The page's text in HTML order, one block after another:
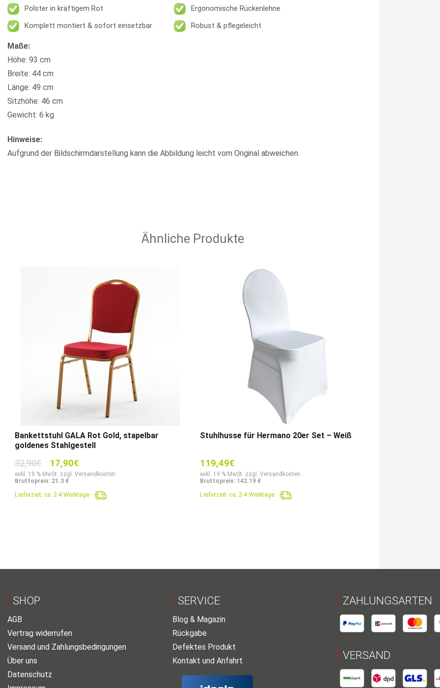
Polster in kräftigem Rot
Ergonomische Rückenlehne
Komplett montiert & sofort einsetzbar
Robust & pflegeleicht
Maße:
Höhe: 93 cm
Breite: 44 cm
Länge: 49 cm
Sitzhöhe: 46 cm
Gewicht: 6 kg
Hinweise:
Aufgrund der Bildschirmdarstellung kann die Abbildung leicht vom Original abweichen.
Ähnliche Produkte
Bankettstuhl GALA Rot Gold, stapelbar
goldenes Stahlgestell
32,90€
Ursprünglicher
Preis
war:
32,90€
17,90€
Preis
17,90€.
exkl. 19 % MwSt. zzgl. Versandkosten
Bruttopreis: 21.3 €
Lieferzeit: ca. 2-4 Werktage
Stuhlhusse für Hermano 20er Set – Weiß
119,49€
exkl. 19 % MwSt. zzgl. Versandkosten
Bruttopreis: 142.19 €
Lieferzeit: ca. 2-4 Werktage
SHOP
AGB
Vertrag widerrufen
Versand und Zahlungsbedingungen
Über uns
Datenschutz
SERVICE
Blog & Magazin
Rückgabe
Defektes Produkt
Kontakt und Anfahrt
ZAHLUNGSARTEN
VERSAND